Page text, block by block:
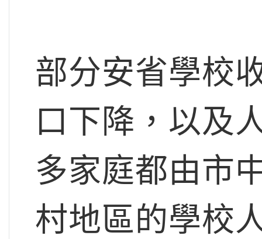
部分安省學校
口下降，以及
多家庭都由市
村地區的學校